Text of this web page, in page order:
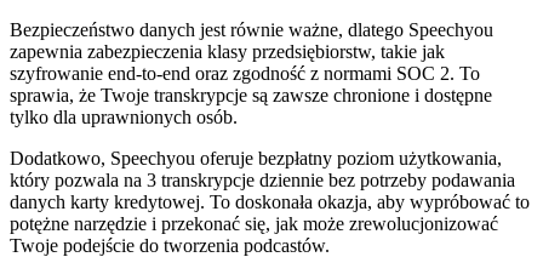
Bezpieczeństwo danych jest równie ważne, dlatego Speechyou
zapewnia zabezpieczenia klasy przedsiębiorstw, takie jak
szyfrowanie end-to-end oraz zgodność z normami SOC 2. To
sprawia, że Twoje transkrypcje są zawsze chronione i dostępne
tylko dla uprawnionych osób.
Dodatkowo, Speechyou oferuje bezpłatny poziom użytkowania,
który pozwala na 3 transkrypcje dziennie bez potrzeby podawania
danych karty kredytowej. To doskonała okazja, aby wypróbować to
potężne narzędzie i przekonać się, jak może zrewolucjonizować
Twoje podejście do tworzenia podcastów.